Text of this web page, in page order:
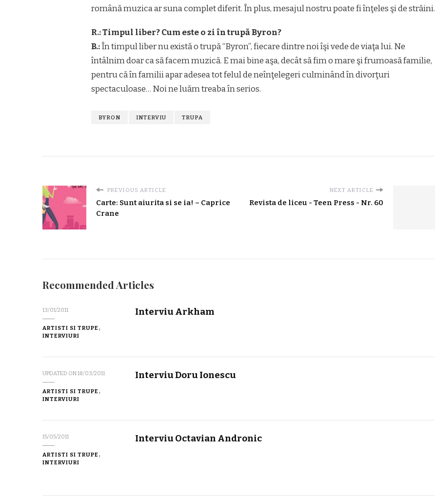
română muzica ar suna complet diferit. În plus, mesajul nostru poate fi înţeles şi de străini.
R.: Timpul liber? Cum este o zi în trupă Byron?
B.:În timpul liber nu există o trupă “Byron”, fiecare dintre noi îşi vede de viaţa lui. Ne
întâlnim doar ca să facem muzică. E mai bine aşa, decât să fim o mare şi frumoasă familie,
pentru că în familii apar adesea tot felul de neînţelegeri culminând în divorţuri
spectaculoase… Noi ne luăm treaba în serios.
BYRON INTERVIU TRUPA
PREVIOUS ARTICLE
Carte: Sunt aiurita si se ia! – Caprice
Crane
NEXT ARTICLE
Revista de liceu - Teen Press - Nr. 60
Recommended Articles
13/01/2011
ARTISTI SI TRUPE
INTERVIURI
Interviu Arkham
UPDATED ON18/03/2011
ARTISTI SI TRUPE
INTERVIURI
Interviu Doru Ionescu
15/05/2011
ARTISTI SI TRUPE
INTERVIURI
Interviu Octavian Andronic